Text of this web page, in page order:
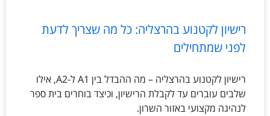
רישיון לקטנוע בהרצליה: כל מה שצריך לדעת
לפני שמתחילים
רישיון לקטנוע בהרצליה – מה ההבדל בין A1 ל-A2, אילו
שלבים עוברים עד לקבלת הרישיון, וכיצד בוחרים בית ספר
לנהיגה מקצועי באזור השרון.